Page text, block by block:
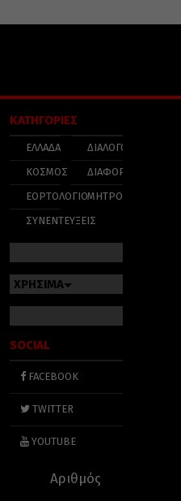
ΚΑΤΗΓΟΡΙΕΣ
ΕΛΛΑΔΑ
ΚΟΣΜΟΣ
ΕΟΡΤΟΛΟΓΙΟ
ΣΥΝΕΝΤΕΥΞΕΙΣ
ΔΙΑΛΟΓΟΣ
ΔΙΑΦΟΡΑ
ΜΗΤΡΟΠΟΛΕΙΣ
ΧΡΗΣΙΜΑ
SOCIAL
FACEBOOK
TWITTER
YOUTUBE
Αριθμός